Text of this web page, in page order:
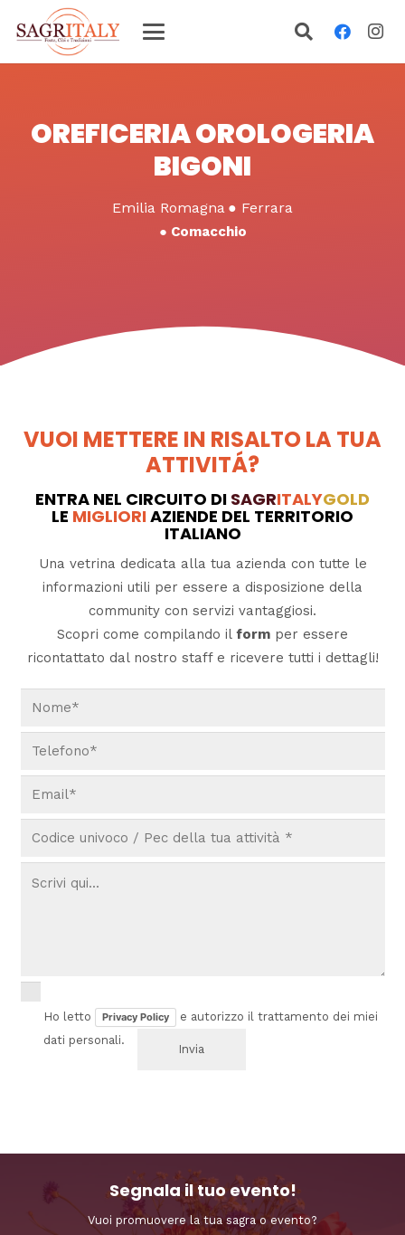
OREFICERIA OROLOGERIA
BIGONI
Emilia Romagna ● Ferrara
● Comacchio
VUOI METTERE IN RISALTO LA TUA
ATTIVITÁ?
ENTRA NEL CIRCUITO DI SAGRITALYGOLD
LE MIGLIORIAZIENDE DEL TERRITORIO
ITALIANO
Una vetrina dedicata alla tua azienda con tutte le
informazioni utili per essere a disposizione della
community con servizi vantaggiosi.
Scopri come compilando il form per essere
ricontattato dal nostro staff e ricevere tutti i dettagli!
Ho letto Privacy Policy
e autorizzo il trattamento dei miei
dati personali.
Segnala il tuo evento!
Vuoi promuovere la tua sagra o evento?